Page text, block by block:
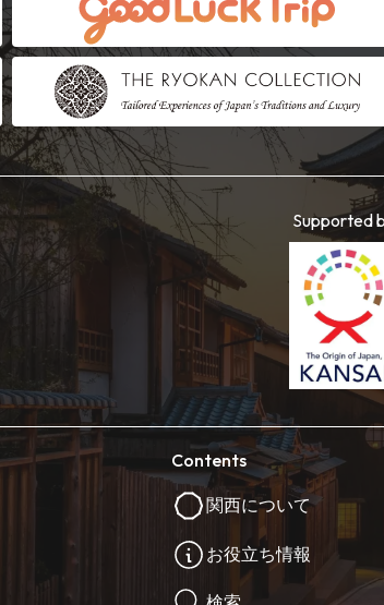
Supported
Contents
関西について
お役立ち情報